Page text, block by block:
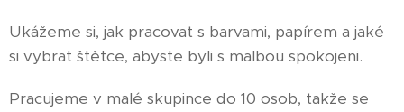
Ukážeme si, jak pracovat s barvami, papírem a jaké
si vybrat štětce, abyste byli s malbou spokojeni.
Pracujeme v malé skupince do 10 osob, takže se